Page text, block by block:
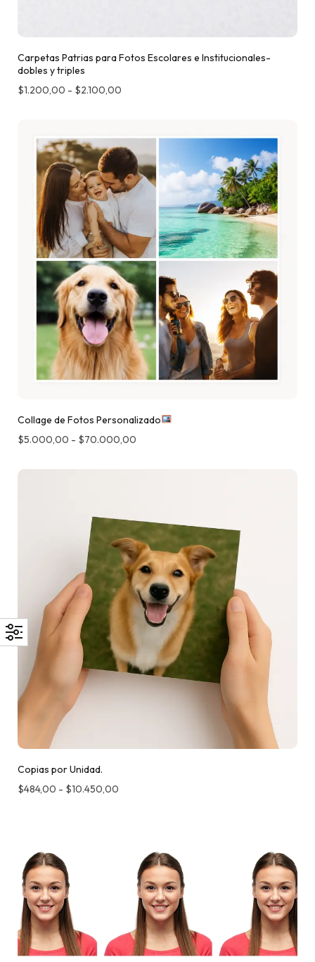
Carpetas Patrias para Fotos Escolares e Institucionales-
dobles y triples
$1.200,00 - $2.100,00
Collage de Fotos Personalizado
$5.000,00 - $70.000,00
Copias por Unidad.
$484,00 - $10.450,00